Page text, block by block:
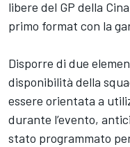
libere del GP della
primo format con la
Disporre di due
disponibilità della
essere orientata a
durante l’evento,
stato programmato